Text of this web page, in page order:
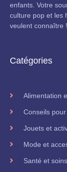
enfants. Votre
culture pop et les
veulent connaître !
Catégories
Alimentation
Conseils
Jouets et
Mode et
Santé et soins